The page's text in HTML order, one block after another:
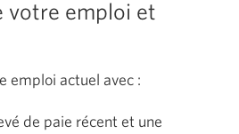
votre emploi et
emploi actuel avec :
de paie récent et une